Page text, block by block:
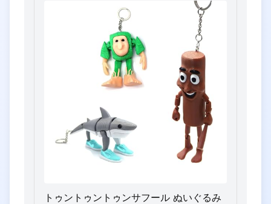
トゥントゥントゥンサフール ぬいぐるみ